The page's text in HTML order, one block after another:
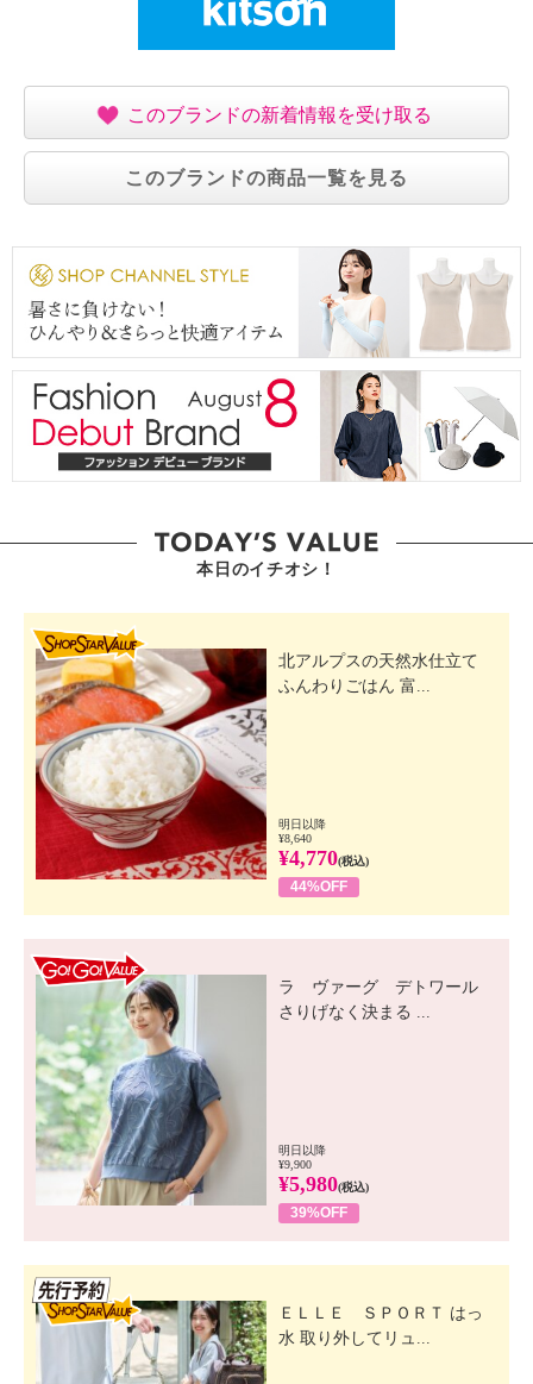
このブランドの新着情報を受け取る
このブランドの商品一覧を見る
本日のイチオシ！
北アルプスの天然水仕立て
ふんわりごはん 富...
明日以降
¥8,640
¥4,770(税込)
44%OFF
ラ ヴァーグ デトワール
さりげなく決まる ...
明日以降
¥9,900
¥5,980(税込)
39%OFF
ＥＬＬＥ ＳＰＯＲＴ はっ
水 取り外してリュ...